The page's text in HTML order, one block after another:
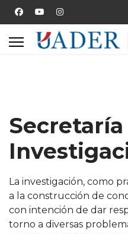
La investigación, como
a la construcción de
con intención de dar
torno a diversas